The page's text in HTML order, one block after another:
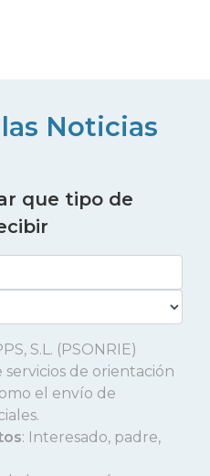
Noticias
que tipo de
S.L. (PSONRIE)
servicios de orientación
el envío de
: Interesado, padre,